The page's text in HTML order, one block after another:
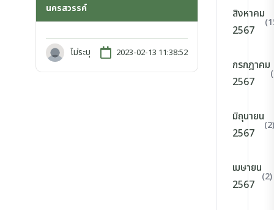
นครสวรรค์
ไม่ระบุ 2023-02-13 11:38:52
สิงหาคม
2567
กรกฎาคม
2567
มิถุนายน
2567
(2)
เมษายน
2567
(2)